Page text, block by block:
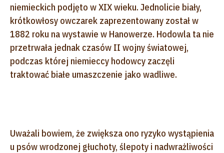
niemieckich podjęto w XIX wieku. Jednolicie biały,
krótkowłosy owczarek zaprezentowany został w
1882 roku na wystawie w Hanowerze. Hodowla ta nie
przetrwała jednak czasów II wojny światowej,
podczas której niemieccy hodowcy zaczęli
traktować białe umaszczenie jako wadliwe.
Uważali bowiem, że zwiększa ono ryzyko wystąpienia
u psów wrodzonej głuchoty, ślepoty i nadwrażliwości